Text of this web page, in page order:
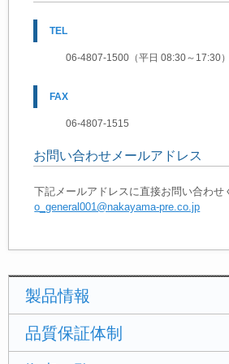
TEL
06‐4807‐1500（平日 08:30～17:30）
FAX
06‐4807‐1515
お問い合わせメールアドレス
下記メールアドレスに直接お問い合わせ
o_general001@nakayama-pre.co.jp
製品情報
品質保証体制